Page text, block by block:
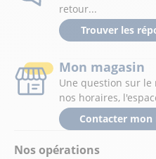
Nos opérations
retour...
Trouver les
Mon magasin
Une question sur
nos horaires,
Contacter mon